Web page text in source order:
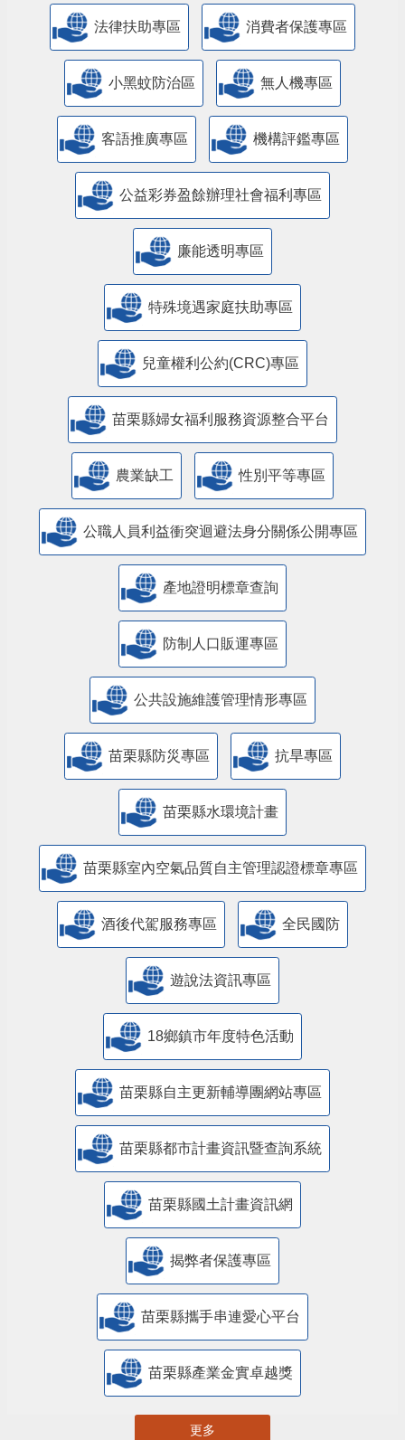
法律扶助專區 消費者保護專區
小黑蚊防治區 無人機專區
客語推廣專區 機構評鑑專區
公益彩券盈餘辦理社會福利專區
廉能透明專區
特殊境遇家庭扶助專區
兒童權利公約(CRC)專區
苗栗縣婦女福利服務資源整合平台
農業缺工 性別平等專區
公職人員利益衝突迴避法身分關係公開專區
產地證明標章查詢
防制人口販運專區
​公共設施維護管理情形專區
苗栗縣防災專區 抗旱專區
苗栗縣水環境計畫
苗栗縣室內空氣品質自主管理認證標章專區
酒後代駕服務專區 全民國防
遊說法資訊專區
18鄉鎮市年度特色活動
苗栗縣自主更新輔導團網站專區
苗栗縣都市計畫資訊暨查詢系統
苗栗縣國土計畫資訊網
揭弊者保護專區
苗栗縣攜手串連愛心平台
苗栗縣產業金實卓越獎
更多